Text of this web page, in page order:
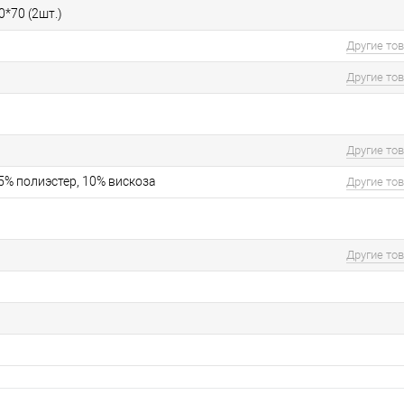
(2шт.)
Другие
Другие
Другие
полиэстер, 10% вискоза Другие
Другие